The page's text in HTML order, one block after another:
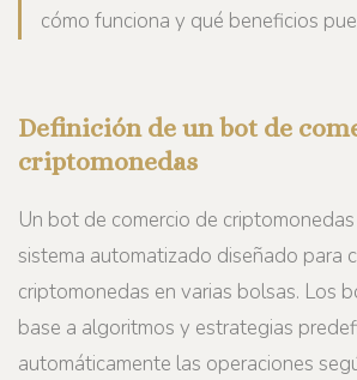
cómo funciona y qué beneficios
Definición de un bot de
criptomonedas
Un bot de comercio de
sistema automatizado diseñado para
criptomonedas en varias bolsas. Los
base a algoritmos y estrategias
automáticamente las operaciones